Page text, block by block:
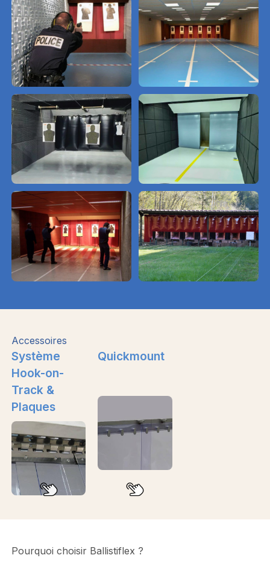
Accessoires
Système
Hook-on-
Track &
Plaques
Quickmount
Pourquoi choisir Ballistiflex ?